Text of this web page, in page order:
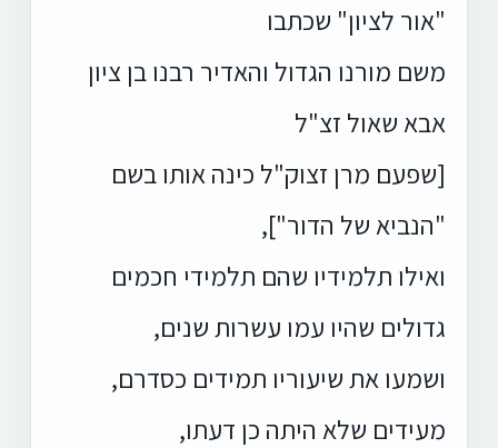
"אור לציון" שכתבו
משם מורנו הגדול והאדיר רבנו בן ציון
אבא שאול זצ"ל
[שפעם מרן זצוק"ל כינה אותו בשם
"הנביא של הדור"],
ואילו תלמידיו שהם תלמידי חכמים
גדולים שהיו עמו עשרות שנים,
ושמעו את שיעוריו תמידים כסדרם,
מעידים שלא היתה כן דעתו,